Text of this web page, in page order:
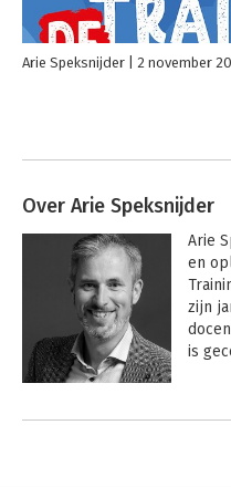
Arie Speksnijder 2 november
Over Arie Speksnijder
Arie
en
zijn
is
Andere boeken